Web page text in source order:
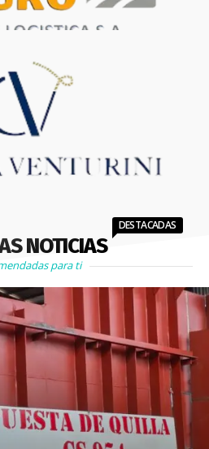
NOTICIAS
DESTACADAS
para ti